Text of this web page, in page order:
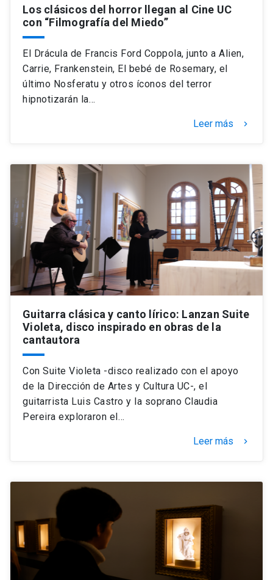
Los clásicos del horror llegan al Cine UC
con “Filmografía del Miedo”
El Drácula de Francis Ford Coppola, junto a Alien,
Carrie, Frankenstein, El bebé de Rosemary, el
último Nosferatu y otros íconos del terror
hipnotizarán la…
Leer más keyboard_arrow_right
Guitarra clásica y canto lírico: Lanzan Suite
Violeta, disco inspirado en obras de la
cantautora
Con Suite Violeta -disco realizado con el apoyo
de la Dirección de Artes y Cultura UC-, el
guitarrista Luis Castro y la soprano Claudia
Pereira exploraron el…
Leer más keyboard_arrow_right